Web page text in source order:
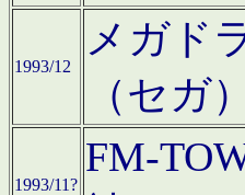
1993/12
メガド
（セガ
1993/11?
FM-